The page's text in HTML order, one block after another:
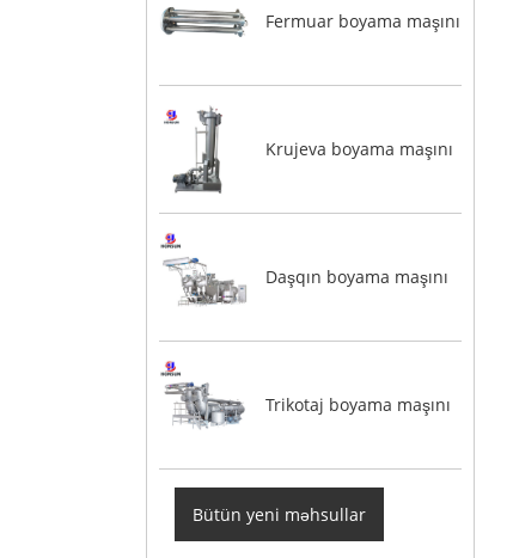
Fermuar boyama maşını
Krujeva boyama maşını
Daşqın boyama maşını
Trikotaj boyama maşını
Bütün yeni məhsullar